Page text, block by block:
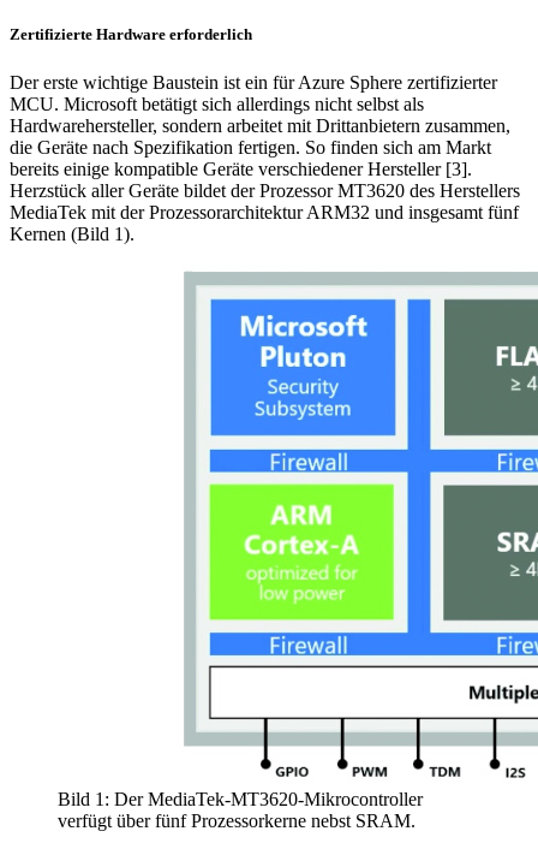
Zertifizierte Hardware erforderlich
Der erste wichtige Baustein ist ein für Azure Sphere zertifizierter
MCU. Microsoft betätigt sich allerdings nicht selbst als
Hardwarehersteller, sondern arbeitet mit Drittanbietern zusammen,
die Geräte nach Spezifikation fertigen. So finden sich am Markt
bereits einige kompatible Geräte verschiedener Hersteller [3].
Herzstück aller Geräte bildet der Prozessor MT3620 des Herstellers
MediaTek mit der Prozessorarchitektur ARM32 und insgesamt fünf
Kernen (Bild 1).
Bild 1: Der MediaTek-MT3620-Mikrocontroller
verfügt über fünf Prozessorkerne nebst SRAM.